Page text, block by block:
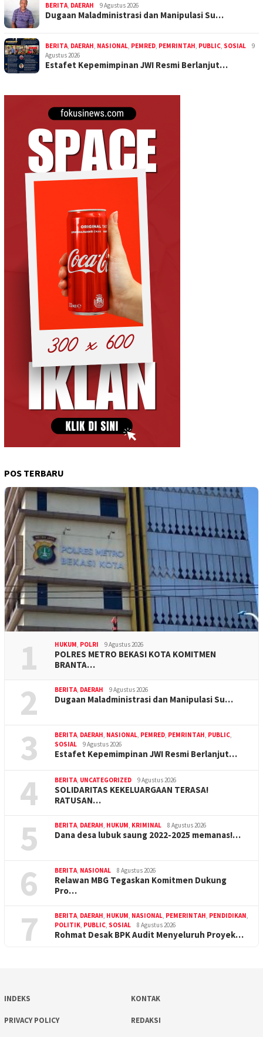
BERITA DAERAH 9 Agustus 2026
Dugaan Maladministrasi dan Manipulasi Su…
BERITA DAERAH NASIONAL PEMRED PEMRINTAH PUBLIC SOSIAL
9
Agustus 2026
Estafet Kepemimpinan JWI Resmi Berlanjut…
POS TERBARU
1 HUKUM POLRI 9 Agustus 2026
POLRES METRO BEKASI KOTA KOMITMEN
BRANTA…
2 BERITA DAERAH 9 Agustus 2026
Dugaan Maladministrasi dan Manipulasi Su…
3 BERITA DAERAH NASIONAL PEMRED PEMRINTAH PUBLIC
SOSIAL
9 Agustus 2026
Estafet Kepemimpinan JWI Resmi Berlanjut…
4 BERITA UNCATEGORIZED 9 Agustus 2026
SOLIDARITAS KEKELUARGAAN TERASA!
RATUSAN…
5 BERITA DAERAH HUKUM KRIMINAL 8 Agustus 2026
Dana desa lubuk saung 2022-2025 memanas!…
6 BERITA NASIONAL 8 Agustus 2026
Relawan MBG Tegaskan Komitmen Dukung
Pro…
7 BERITA DAERAH HUKUM NASIONAL PEMERINTAH PENDIDIKAN
POLITIK PUBLIC SOSIAL 8 Agustus 2026
Rohmat Desak BPK Audit Menyeluruh Proyek…
INDEKS KONTAK
PRIVACY POLICY REDAKSI